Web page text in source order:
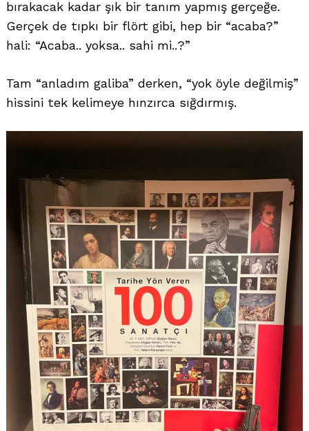
bırakacak kadar şık bir tanım yapmış gerçeğe.
Gerçek de tıpkı bir flört gibi, hep bir “acaba?”
hali: “Acaba.. yoksa.. sahi mi..?”
Tam “anladım galiba” derken, “yok öyle değilmiş”
hissini tek kelimeye hınzırca sığdırmış.